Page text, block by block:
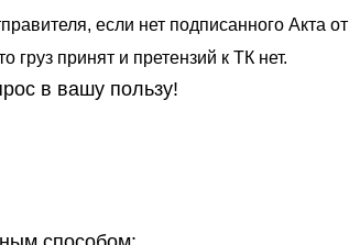
если нет подписанного Акта от
груз принят и претензий к ТК нет.
в вашу пользу!